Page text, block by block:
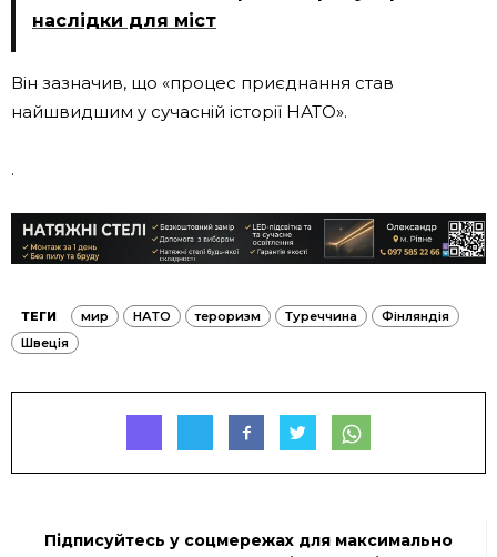
наслідки для міст
Він зазначив, що «процес приєднання став
найшвидшим у сучасній історії НАТО».
.
ТЕГИ мир НАТО тероризм Туреччина
Фінляндія
Швеція
Підписуйтесь у соцмережах для максимально